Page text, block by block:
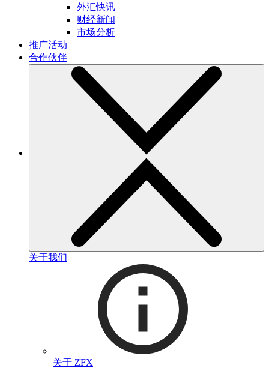
外汇快讯
财经新闻
市场分析
推广活动
合作伙伴
关于我们
关于 ZFX